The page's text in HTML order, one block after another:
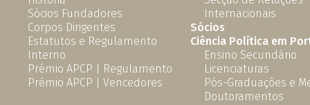
Sócios Fundadores
Corpos Dirigentes
Estatutos e Regulamento
Interno
Prémio APCP | Regulamento
Prémio APCP | Vencedores
Internacionais
Sócios
Ciência Política em
Ensino Secundário
Licenciaturas
Pós-Graduações e
Doutoramentos